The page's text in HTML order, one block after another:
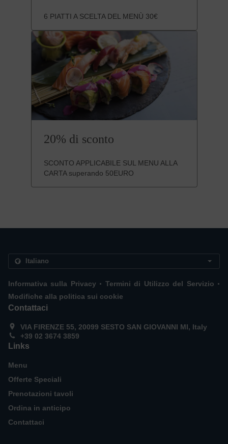
6 PIATTI A SCELTA DEL MENÙ 30€
20% di sconto
SCONTO APPLICABILE SUL MENU ALLA
CARTA superando 50EURO
Informativa sulla Privacy . Termini di Utilizzo del Servizio .
Modifiche alla politica sui cookie
Contattaci
VIA FIRENZE 55, 20099 SESTO SAN GIOVANNI MI, Italy
+39 02 3674 3859
Links
Menu
Offerte Speciali
Prenotazioni tavoli
Ordina in anticipo
Contattaci